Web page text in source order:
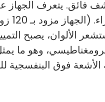
تحت الحمراء حاصلة على براءة اختراع، بدقة